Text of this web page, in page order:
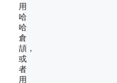
用
哈
哈
倉
頡，
或
者
用